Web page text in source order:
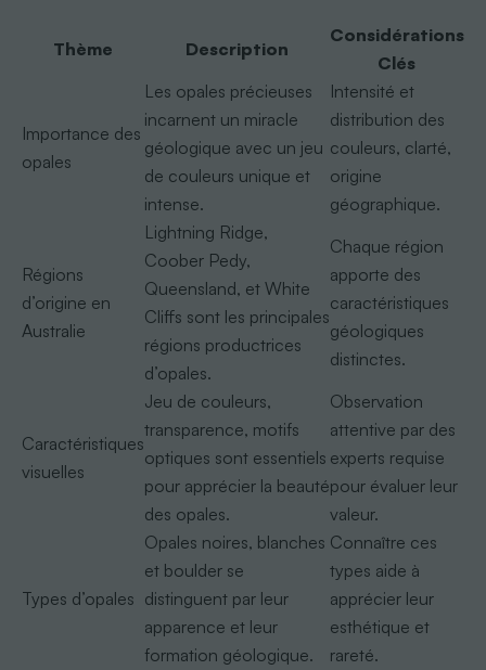
Thème Description
Considérations
Clés
Importance des
opales
Les opales précieuses
incarnent un miracle
géologique avec un jeu
de couleurs unique et
intense.
Intensité et
distribution des
couleurs, clarté,
origine
géographique.
Régions
d’origine en
Australie
Lightning Ridge,
Coober Pedy,
Queensland, et White
Cliffs sont les principales
régions productrices
d’opales.
Chaque région
apporte des
caractéristiques
géologiques
distinctes.
Caractéristiques
visuelles
Jeu de couleurs,
transparence, motifs
optiques sont essentiels
pour apprécier la beauté
des opales.
Observation
attentive par des
experts requise
pour évaluer leur
valeur.
Types d’opales
Opales noires, blanches
et boulder se
distinguent par leur
apparence et leur
formation géologique.
Connaître ces
types aide à
apprécier leur
esthétique et
rareté.